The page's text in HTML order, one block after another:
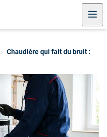
› Chaudière qui fait du bruit :